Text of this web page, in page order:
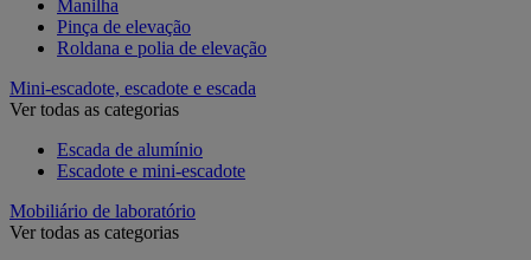
Manilha
Pinça de elevação
Roldana e polia de elevação
Mini-escadote, escadote e escada
Ver todas as categorias
Escada de alumínio
Escadote e mini-escadote
Mobiliário de laboratório
Ver todas as categorias